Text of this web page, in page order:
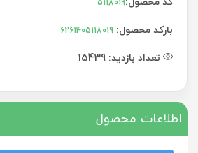
بارکد محصول: 6261405118019
تعداد بازدید: 15439
اطلاعات محصول